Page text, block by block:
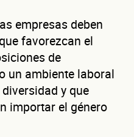
empresas deben
favorezcan el
de
un ambiente laboral
y que
importar el género